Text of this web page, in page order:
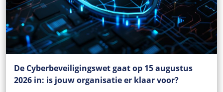
De Cyberbeveiligingswet gaat op 15 augustus
2026 in: is jouw organisatie er klaar voor?